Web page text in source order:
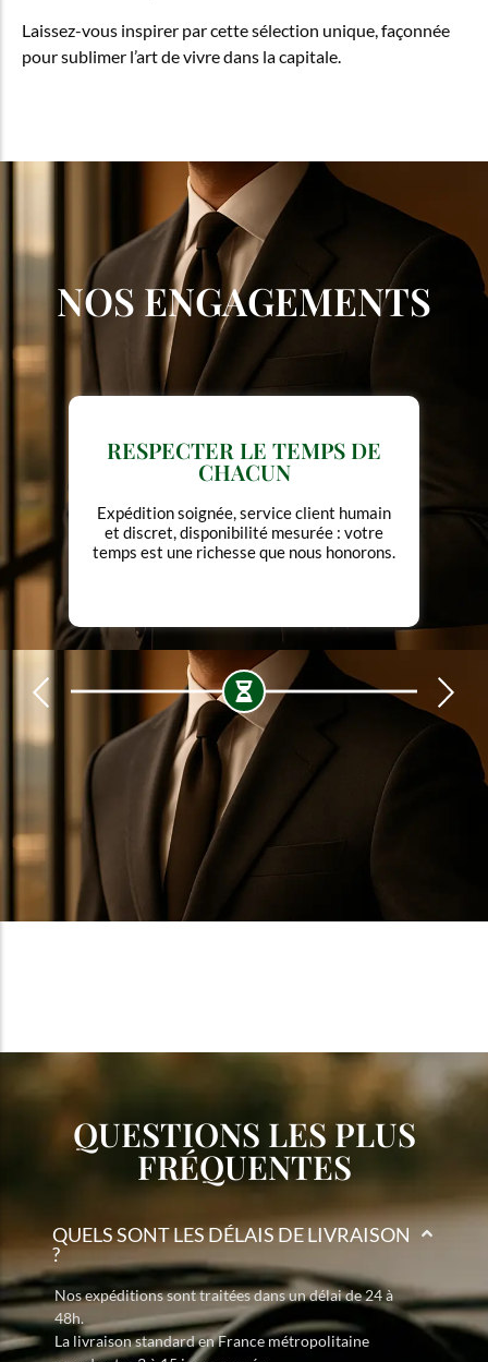
Laissez-vous inspirer par cette sélection unique, façonnée
pour sublimer l’art de vivre dans la capitale.
NOS ENGAGEMENTS
RESPECTER LE TEMPS DE
CHACUN
Expédition soignée, service client humain
et discret, disponibilité mesurée : votre
temps est une richesse que nous honorons.
QUESTIONS LES PLUS
FRÉQUENTES
QUELS SONT LES DÉLAIS DE LIVRAISON
?
Nos expéditions sont traitées dans un délai de 24 à
48h.
La livraison standard en France métropolitaine